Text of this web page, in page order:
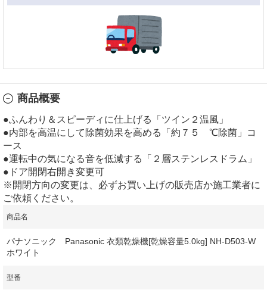
商品概要
●ふんわり＆スピーディに仕上げる「ツイン２温風」
●内部を高温にして除菌効果を高める「約７５ ℃除菌」コ
ース
●運転中の気になる音を低減する「２層ステンレスドラム」
●ドア開閉右開き変更可
※開閉方向の変更は、必ずお買い上げの販売店か施工業者に
ご依頼ください。
商品名
パナソニック Panasonic 衣類乾燥機[乾燥容量5.0kg] NH-D503-W
ホワイト
型番